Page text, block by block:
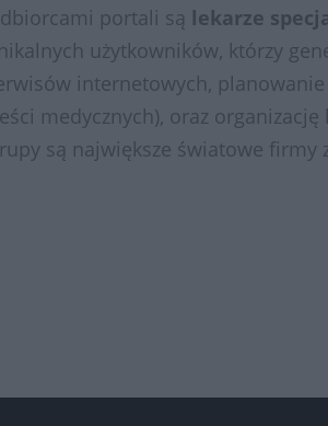
portali są lekarze
użytkowników, którzy
internetowych,
medycznych), oraz
są największe światowe